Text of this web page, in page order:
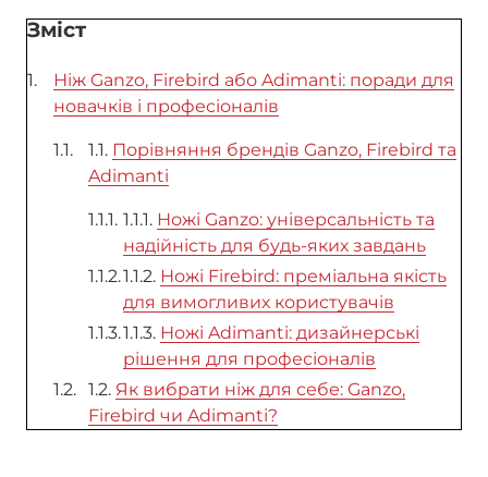
Зміст
Ніж Ganzo, Firebird або Adimanti: поради для
новачків і професіоналів
1.1. Порівняння брендів Ganzo, Firebird та
Adimanti
1.1.1. Ножі Ganzo: універсальність та
надійність для будь-яких завдань
1.1.2. Ножі Firebird: преміальна якість
для вимогливих користувачів
1.1.3. Ножі Adimanti: дизайнерські
рішення для професіоналів
1.2. Як вибрати ніж для себе: Ganzo,
Firebird чи Adimanti?